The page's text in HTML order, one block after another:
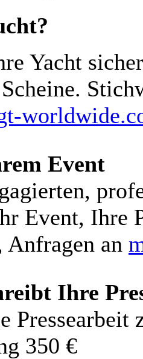
Yacht
Event
Event, Ihre
an
Ihre
Pressearbeit
350 €